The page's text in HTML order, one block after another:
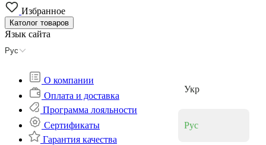
Избранное
Католог товаров
Язык сайта
Рус
Укр
Рус
О компании
Оплата и доставка
Программа лояльности
Сертификаты
Гарантия качества